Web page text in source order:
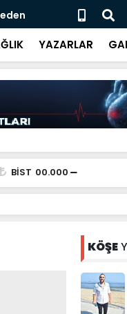
Merkez
YAZARLAR
BİST 00.000
KÖŞE